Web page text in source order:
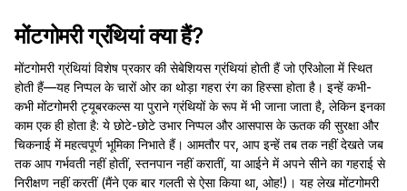
मोंटगोमरी ग्रंथियां क्या हैं?
मोंटगोमरी ग्रंथियां विशेष प्रकार की सेबेशियस ग्रंथियां होती हैं जो एरिओला में स्थित
होती हैं—यह निप्पल के चारों ओर का थोड़ा गहरा रंग का हिस्सा होता है। इन्हें कभी-
कभी मोंटगोमरी ट्यूबरकल्स या पुराने ग्रंथियों के रूप में भी जाना जाता है, लेकिन इनका
काम एक ही होता है: ये छोटे-छोटे उभार निप्पल और आसपास के ऊतक की सुरक्षा और
चिकनाई में महत्वपूर्ण भूमिका निभाते हैं। आमतौर पर, आप इन्हें तब तक नहीं देखते जब
तक आप गर्भवती नहीं होतीं, स्तनपान नहीं करातीं, या आईने में अपने सीने का गहराई से
निरीक्षण नहीं करतीं (मैंने एक बार गलती से ऐसा किया था, ओह!)। यह लेख मोंटगोमरी